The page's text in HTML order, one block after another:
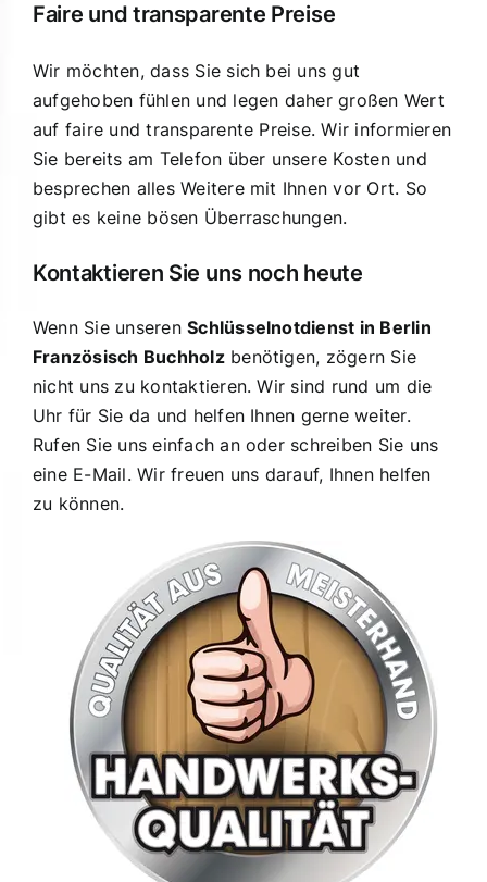
Faire und transparente Preise
Wir möchten, dass Sie sich bei uns gut
aufgehoben fühlen und legen daher großen Wert
auf faire und transparente Preise. Wir informieren
Sie bereits am Telefon über unsere Kosten und
besprechen alles Weitere mit Ihnen vor Ort. So
gibt es keine bösen Überraschungen.
Kontaktieren Sie uns noch heute
Wenn Sie unserenSchlüsselnotdienst in Berlin
Französisch Buchholzbenötigen, zögern Sie
nicht uns zu kontaktieren. Wir sind rund um die
Uhr für Sie da und helfen Ihnen gerne weiter.
Rufen Sie uns einfach an oder schreiben Sie uns
eine E-Mail. Wir freuen uns darauf, Ihnen helfen
zu können.